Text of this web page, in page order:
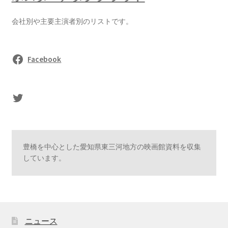
会社別や主要主演者別のリストです。
Facebook
sasaki's Twitter
豊橋を中心とした愛知県東三河地方の映画館資料を収集
しています。
ニュース